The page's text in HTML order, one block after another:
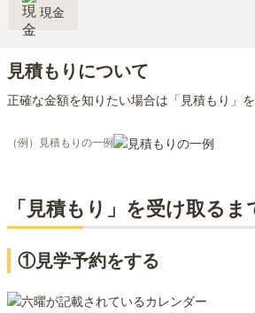
現金
見積もりについて
正確な金額を知りたい場合は「見積もり」を
（例）見積もりの一例
「見積もり」を受け取る
①見学予約をする